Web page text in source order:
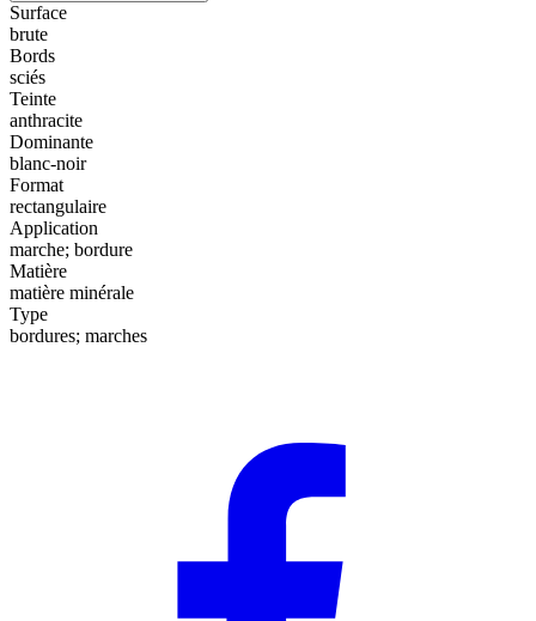
Surface
brute
Bords
sciés
Teinte
anthracite
Dominante
blanc-noir
Format
rectangulaire
Application
marche; bordure
Matière
matière minérale
Type
bordures; marches